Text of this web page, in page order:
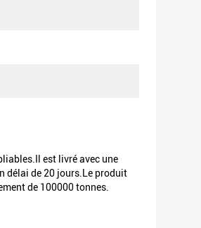
est livré avec une
délai de 20 jours.Le produit
de 100000 tonnes.